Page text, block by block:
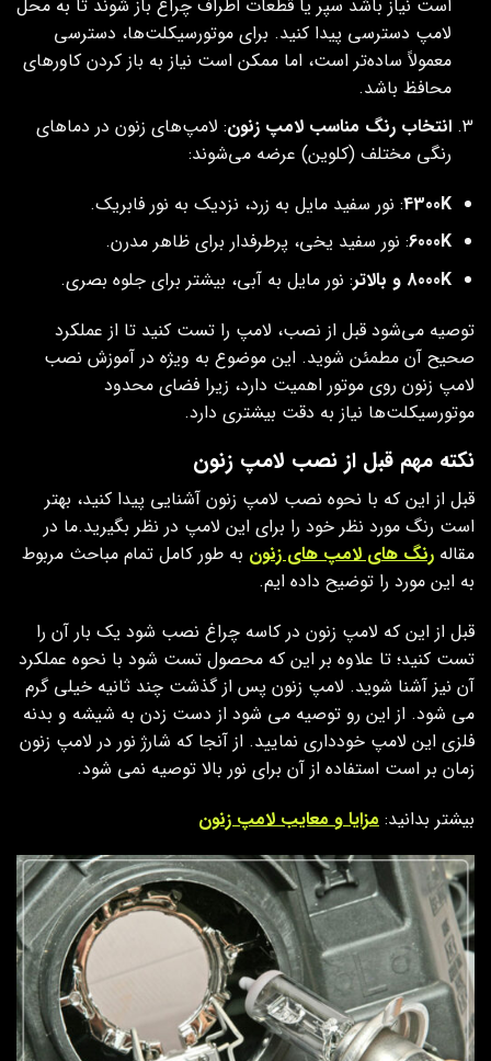
است نیاز باشد سپر یا قطعات اطراف چراغ باز شوند تا به محل
لامپ دسترسی پیدا کنید. برای موتورسیکلت‌ها، دسترسی
معمولاً ساده‌تر است، اما ممکن است نیاز به باز کردن کاورهای
محافظ باشد.
انتخاب رنگ مناسب لامپ زنون: لامپ‌های زنون در دماهای
رنگی مختلف (کلوین) عرضه می‌شوند:
4300K: نور سفید مایل به زرد، نزدیک به نور فابریک.
6000K: نور سفید یخی، پرطرفدار برای ظاهر مدرن.
8000K و بالاتر: نور مایل به آبی، بیشتر برای جلوه بصری.
توصیه می‌شود قبل از نصب، لامپ را تست کنید تا از عملکرد
صحیح آن مطمئن شوید. این موضوع به‌ ویژه در آموزش نصب
لامپ زنون روی موتور اهمیت دارد، زیرا فضای محدود
موتورسیکلت‌ها نیاز به دقت بیشتری دارد.
نکته مهم قبل از نصب لامپ زنون
قبل از این که با نحوه نصب لامپ زنون آشنایی پیدا کنید، بهتر
است رنگ مورد نظر خود را برای این لامپ در نظر بگیرید.ما در
مقاله رنگ های لامپ های زنون به طور کامل تمام مباحث مربوط
به این مورد را توضیح داده ایم.
قبل از این که لامپ زنون در کاسه چراغ نصب شود یک بار آن را
تست کنید؛ تا علاوه بر این که محصول تست شود با نحوه عملکرد
آن نیز آشنا شوید. لامپ زنون پس از گذشت چند ثانیه خیلی گرم
می شود. از این رو توصیه می شود از دست زدن به شیشه و بدنه
فلزی این لامپ خودداری نمایید. از آنجا که شارژ نور در لامپ زنون
زمان بر است استفاده از آن برای نور بالا توصیه نمی شود.
بیشتر بدانید: مزایا و معایب لامپ زنون